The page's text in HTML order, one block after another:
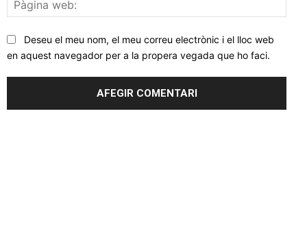
web:
Deseu el meu nom, el meu correu electrònic i el lloc web
en aquest navegador per a la propera vegada que ho faci.